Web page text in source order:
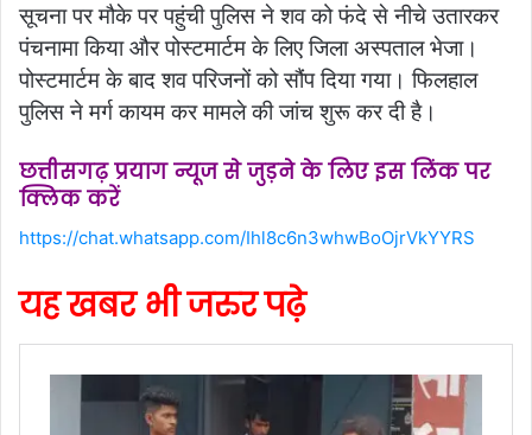
सूचना पर मौके पर पहुंची पुलिस ने शव को फंदे से नीचे उतारकर
पंचनामा किया और पोस्टमार्टम के लिए जिला अस्पताल भेजा।
पोस्टमार्टम के बाद शव परिजनों को सौंप दिया गया। फिलहाल
पुलिस ने मर्ग कायम कर मामले की जांच शुरू कर दी है।
छत्तीसगढ़ प्रयाग न्यूज से जुड़ने के लिए इस लिंक पर
क्लिक करें
https://chat.whatsapp.com/Ihl8c6n3whwBoOjrVkYYRS
यह खबर भी जरुर पढ़े